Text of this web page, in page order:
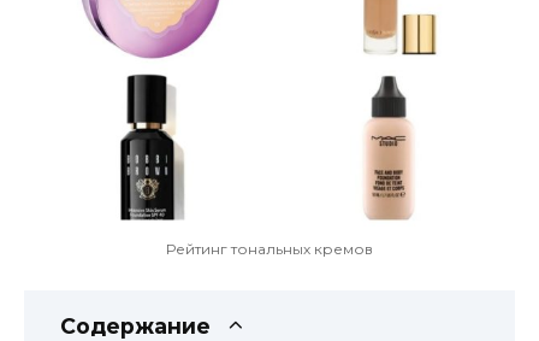
Рейтинг тональных кремов
Содержание